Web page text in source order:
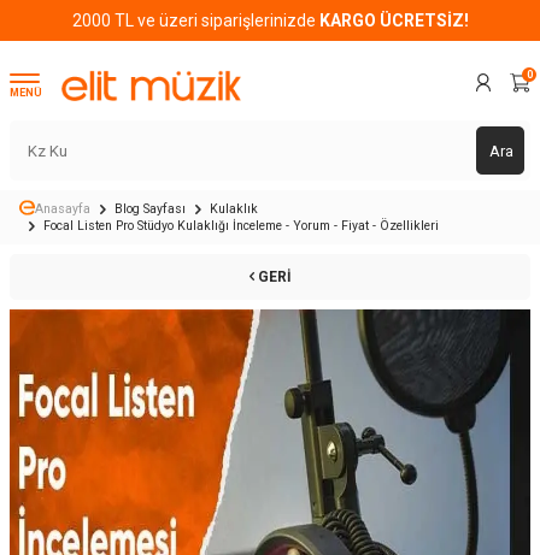
2000 TL ve üzeri siparişlerinizde KARGO ÜCRETSİZ!
MENÜ
Ara
0
Anasayfa Blog Sayfası
Kulaklık
Focal Listen Pro Stüdyo Kulaklığı İnceleme - Yorum - Fiyat - Özellikleri
GERI